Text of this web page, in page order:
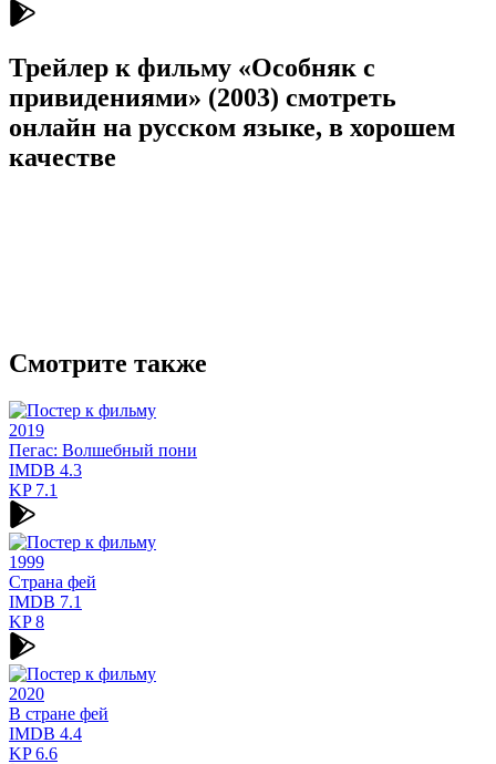
Трейлер к фильму «Особняк с
привидениями» (2003) cмотреть
онлайн на русском языке, в хорошем
качестве
Смотрите также
2019
Пегас: Волшебный пони
IMDB 4.3
KP7.1
1999
Страна фей
IMDB 7.1
KP8
2020
В стране фей
IMDB 4.4
KP6.6